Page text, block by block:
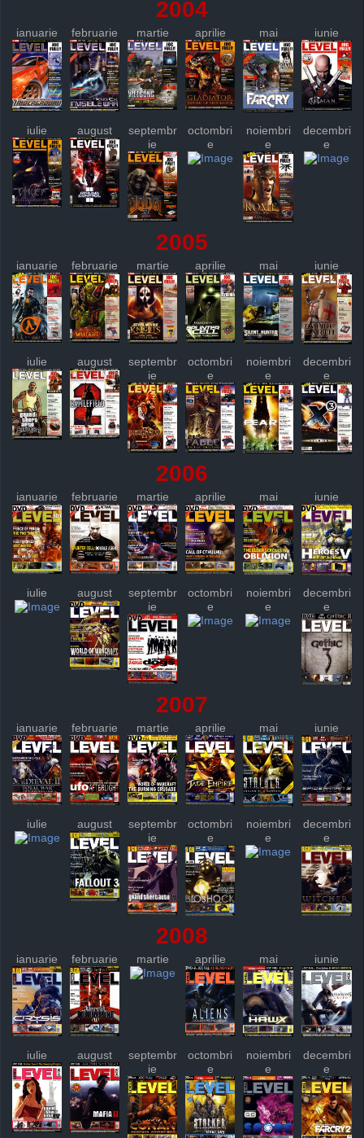
2004
ianuarie februarie martie aprilie mai iunie
iulie august
septembr
ie
octombri
e
noiembri
e
decembri
e
2005
ianuarie februarie martie aprilie mai iunie
iulie august
septembr
ie
octombri
e
noiembri
e
decembri
e
2006
ianuarie februarie martie aprilie mai iunie
iulie august
septembr
ie
octombri
e
noiembri
e
decembri
e
2007
ianuarie februarie martie aprilie mai iunie
iulie august
septembr
ie
octombri
e
noiembri
e
decembri
e
2008
ianuarie februarie martie aprilie mai iunie
iulie august
septembr
ie
octombri
e
noiembri
e
decembri
e